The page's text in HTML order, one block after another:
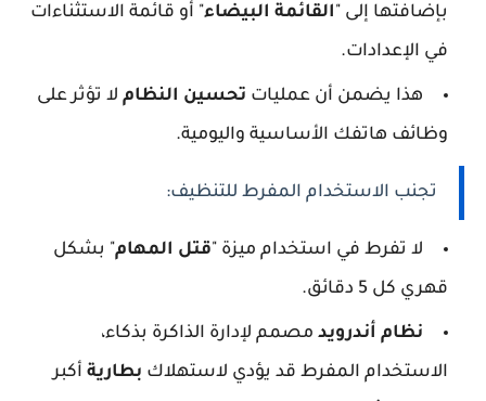
بإضافتها إلى "القائمة البيضاء" أو قائمة الاستثناءات
في الإعدادات.
هذا يضمن أن عمليات تحسين النظام لا تؤثر على
وظائف هاتفك الأساسية واليومية.
تجنب الاستخدام المفرط للتنظيف:
لا تفرط في استخدام ميزة "قتل المهام" بشكل
قهري كل 5 دقائق.
نظام أندرويد مصمم لإدارة الذاكرة بذكاء،
الاستخدام المفرط قد يؤدي لاستهلاك بطارية أكبر